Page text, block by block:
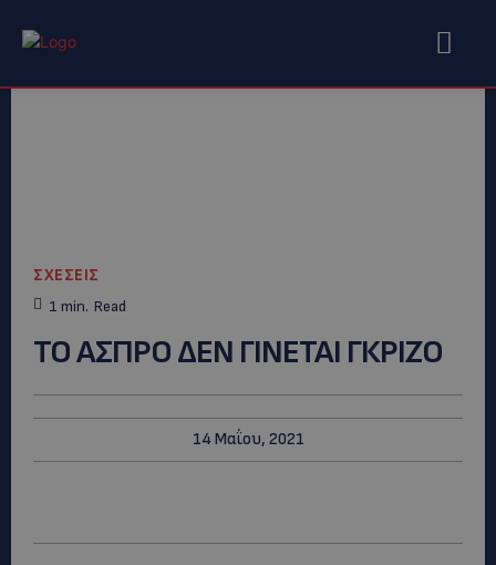
ΣΧΕΣΕΙΣ
1 min. Read
ΤΟ ΑΣΠΡΟ ΔΕΝ ΓΙΝΕΤΑΙ ΓΚΡΙΖΟ
14 Μαΐου, 2021